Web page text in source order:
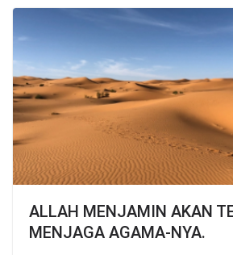
ALLAH MENJAMIN AKAN
MENJAGA AGAMA-NYA.